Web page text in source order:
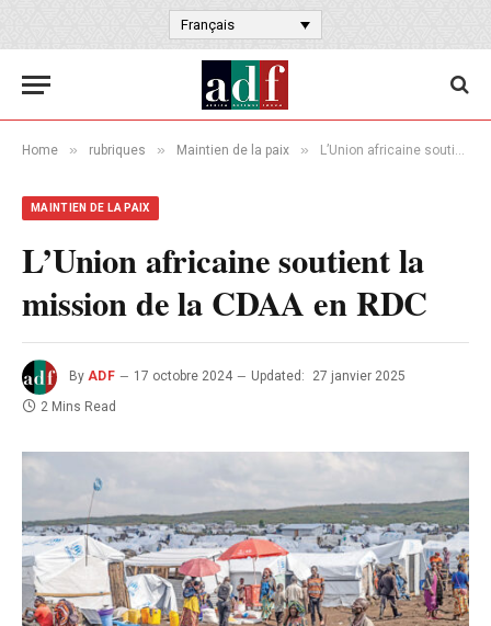
Français
Home » rubriques » Maintien de la paix » L’Union africaine soutient la mission de la CDAA en RDC
MAINTIEN DE LA PAIX
L’Union africaine soutient la
mission de la CDAA en RDC
By ADF 17 octobre 2024 Updated:
27 janvier 2025
2 Mins Read